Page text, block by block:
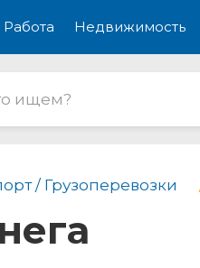
Работа Недвижимость
/ Грузоперевозки